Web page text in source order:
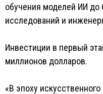
обучения моделей ИИ
исследований и
Инвестиции в первый
миллионов долларов.
«В эпоху